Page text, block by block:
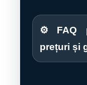
⚙️ FAQ
prețuri și